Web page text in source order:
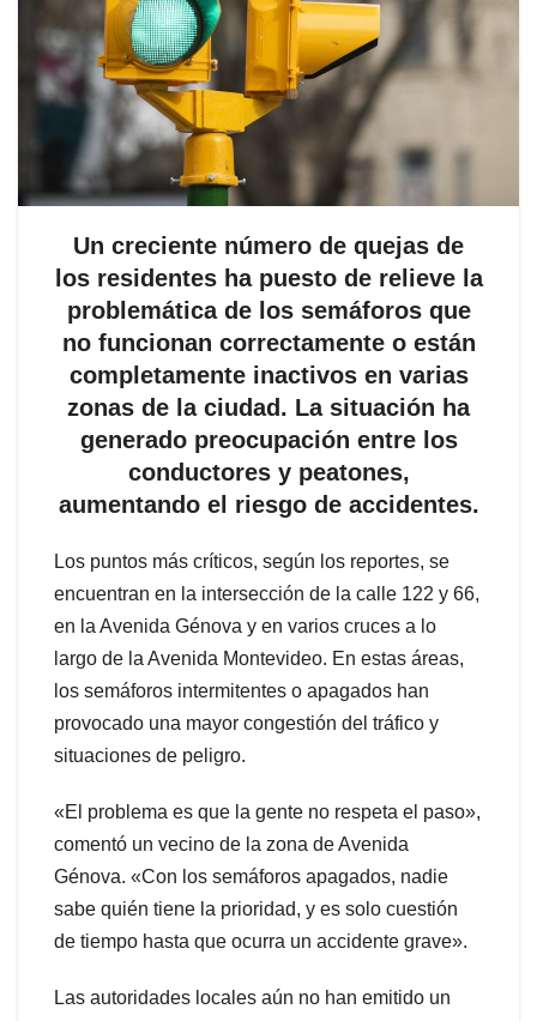
Un creciente número de quejas de
los residentes ha puesto de relieve la
problemática de los semáforos que
no funcionan correctamente o están
completamente inactivos en varias
zonas de la ciudad. La situación ha
generado preocupación entre los
conductores y peatones,
aumentando el riesgo de accidentes.
Los puntos más críticos, según los reportes, se
encuentran en la intersección de la calle 122 y 66,
en la Avenida Génova y en varios cruces a lo
largo de la Avenida Montevideo. En estas áreas,
los semáforos intermitentes o apagados han
provocado una mayor congestión del tráfico y
situaciones de peligro.
«El problema es que la gente no respeta el paso»,
comentó un vecino de la zona de Avenida
Génova. «Con los semáforos apagados, nadie
sabe quién tiene la prioridad, y es solo cuestión
de tiempo hasta que ocurra un accidente grave».
Las autoridades locales aún no han emitido un